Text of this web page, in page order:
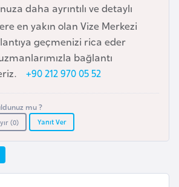
daha ayrıntılı ve detaylı
en yakın olan Vize Merkezi
geçmenizi rica eder
bağlantı
+90 212 970 05 52
mu ?
(0) Yanıt Ver